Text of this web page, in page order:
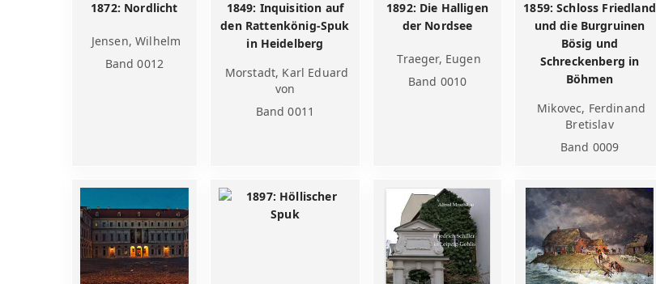
1872: Nordlicht
Jensen, Wilhelm
Band 0012
1849: Inquisition auf
den Rattenkönig-Spuk
in Heidelberg
Morstadt, Karl Eduard
von
Band 0011
1892: Die Halligen
der Nordsee
Traeger, Eugen
Band 0010
1859: Schloss Friedland
und die Burgruinen
Bösig und
Schreckenberg in
Böhmen
Mikovec, Ferdinand
Bretislav
Band 0009